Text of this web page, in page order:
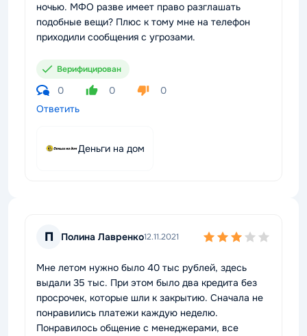
ночью. МФО разве имеет право разглашать
подобные вещи? Плюс к тому мне на телефон
приходили сообщения с угрозами.
Верифицирован
0 0
0
Ответить
Деньги на дом
П Полина Лавренко12.11.2021
Мне летом нужно было 40 тыс рублей, здесь
выдали 35 тыс. При этом было два кредита без
просрочек, которые шли к закрытию. Сначала не
понравились платежи каждую неделю.
Понравилось общение с менеджерами, все